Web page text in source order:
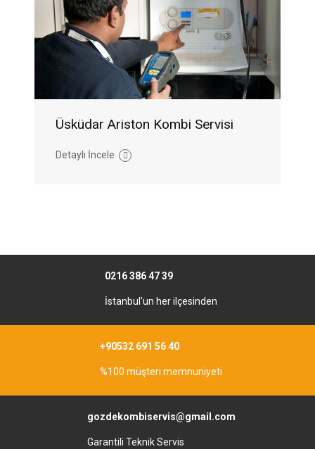
Üsküdar Ariston Kombi Servisi
Detaylı İncele
0216 386 47 39
İstanbul'un her ilçesinden
+90532 691 56 40
%100 müşteri memnuniyeti
gozdekombiservis@gmail.com
Garantili Teknik Servis